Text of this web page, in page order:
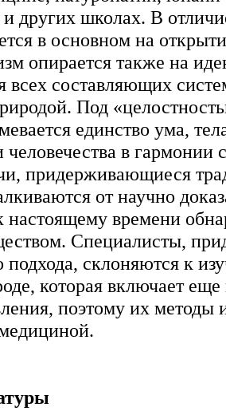
и других школах. В
в основном на
опирается также на
всех составляющих
Под
единство ума,
в гармонии
придерживающиеся
от научно
настоящему времени
Специалисты,
подхода, склоняются к
которая включает
поэтому их методы